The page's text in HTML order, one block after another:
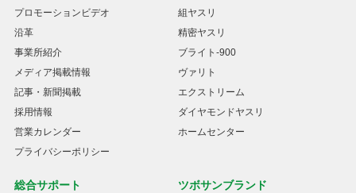
プロモーションビデオ
沿革
事業所紹介
メディア掲載情報
記事・新聞掲載
採用情報
営業カレンダー
プライバシーポリシー
組ヤスリ
精密ヤスリ
ブライト-900
ヴァリト
エクストリーム
ダイヤモンドヤスリ
ホームセンター
総合サポート ツボサンブランド